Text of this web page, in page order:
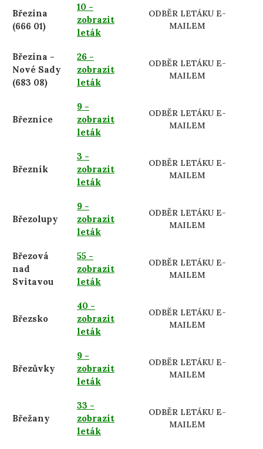
Březina
(666 01)
10 -
zobrazit
leták
ODBĚR LETÁKU E-
MAILEM
Březina -
Nové Sady
(683 08)
26 -
zobrazit
leták
ODBĚR LETÁKU E-
MAILEM
Březnice
9 -
zobrazit
leták
ODBĚR LETÁKU E-
MAILEM
Březník
3 -
zobrazit
leták
ODBĚR LETÁKU E-
MAILEM
Březolupy
9 -
zobrazit
leták
ODBĚR LETÁKU E-
MAILEM
Březová
nad
Svitavou
55 -
zobrazit
leták
ODBĚR LETÁKU E-
MAILEM
Březsko
40 -
zobrazit
leták
ODBĚR LETÁKU E-
MAILEM
Březůvky
9 -
zobrazit
leták
ODBĚR LETÁKU E-
MAILEM
Břežany
33 -
zobrazit
leták
ODBĚR LETÁKU E-
MAILEM